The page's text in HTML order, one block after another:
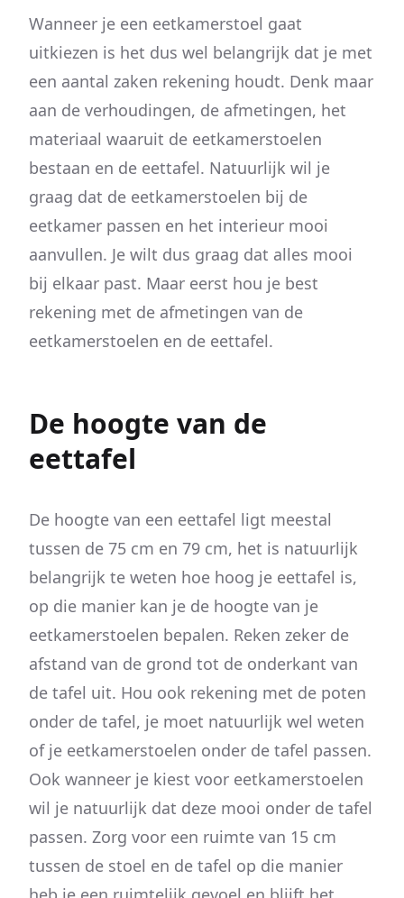
Wanneer je een eetkamerstoel gaat
uitkiezen is het dus wel belangrijk dat je met
een aantal zaken rekening houdt. Denk maar
aan de verhoudingen, de afmetingen, het
materiaal waaruit de eetkamerstoelen
bestaan en de eettafel. Natuurlijk wil je
graag dat de eetkamerstoelen bij de
eetkamer passen en het interieur mooi
aanvullen. Je wilt dus graag dat alles mooi
bij elkaar past. Maar eerst hou je best
rekening met de afmetingen van de
eetkamerstoelen en de eettafel.
De hoogte van de
eettafel
De hoogte van een eettafel ligt meestal
tussen de 75 cm en 79 cm, het is natuurlijk
belangrijk te weten hoe hoog je eettafel is,
op die manier kan je de hoogte van je
eetkamerstoelen bepalen. Reken zeker de
afstand van de grond tot de onderkant van
de tafel uit. Hou ook rekening met de poten
onder de tafel, je moet natuurlijk wel weten
of je eetkamerstoelen onder de tafel passen.
Ook wanneer je kiest voor eetkamerstoelen
wil je natuurlijk dat deze mooi onder de tafel
passen. Zorg voor een ruimte van 15 cm
tussen de stoel en de tafel op die manier